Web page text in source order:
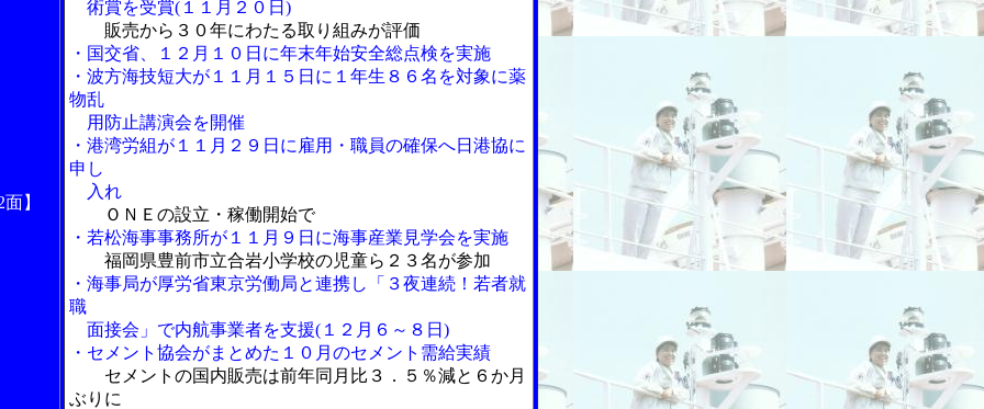
】
術賞を受賞(１１月２０日)
販売から３０年にわたる取り組みが評価
・国交省、１２月１０日に年末年始安全総点検を実施
・波方海技短大が１１月１５日に１年生８６名を対象に薬
物乱
用防止講演会を開催
・港湾労組が１１月２９日に雇用・職員の確保へ日港協に
申し
入れ
ＯＮＥの設立・稼働開始で
・若松海事事務所が１１月９日に海事産業見学会を実施
福岡県豊前市立合岩小学校の児童ら２３名が参加
・海事局が厚労省東京労働局と連携し「３夜連続！若者就
職
面接会」で内航事業者を支援(１２月６～８日)
・セメント協会がまとめた１０月のセメント需給実績
セメントの国内販売は前年同月比３．５％減と６か月
ぶりに